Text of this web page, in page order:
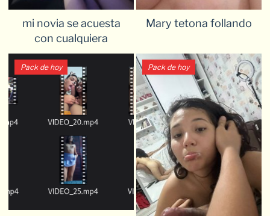
mi novia se acuesta
con cualquiera
Mary tetona follando
Pack de hoy Pack de hoy